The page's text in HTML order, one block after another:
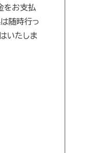
をお支払
随時行っ
いたしま